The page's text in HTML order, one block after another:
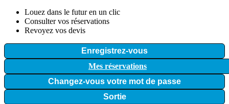
Louez dans le futur en un clic
Consulter vos réservations
Revoyez vos devis
Enregistrez-vous
Mes réservations
Changez-vous votre mot de passe
Sortie